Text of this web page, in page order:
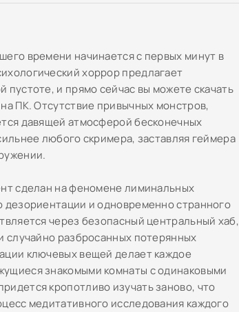
времени начинается с первых минут в
хоррор предлагает
и прямо сейчас вы можете скачать
ПК. Отсутствие привычных монстров,
давящей атмосферой бесконечных
любого скримера, заставляя геймера
сделан на феномене лиминальных
дезориентации и одновременно странного
через безопасный центральный хаб,
случайно разбросанных потерянных
ключевых вещей делает каждое
знакомыми комнаты с одинаковыми
кропотливо изучать заново, что
медитативного исследования каждого